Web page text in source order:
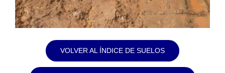
VOLVER AL ÍNDICE DE SUELOS